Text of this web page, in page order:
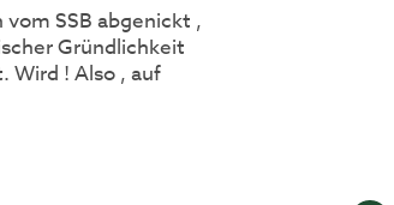
SSB abgenickt ,
Gründlichkeit
Wird ! Also , auf